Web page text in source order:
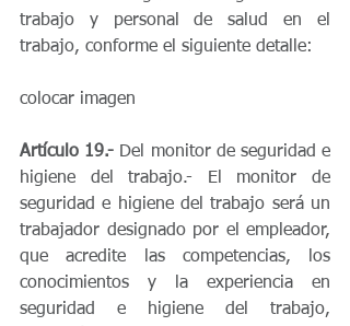
trabajo y personal de salud en el
trabajo, conforme el siguiente detalle:
colocar imagen
Artículo 19.- Del monitor de seguridad e
higiene del trabajo.- El monitor de
seguridad e higiene del trabajo será un
trabajador designado por el empleador,
que acredite las competencias, los
conocimientos y la experiencia en
seguridad e higiene del trabajo,